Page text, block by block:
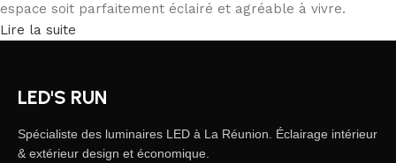
espace soit parfaitement éclairé et agréable à vivre.
Lire la suite
LED'S RUN
Spécialiste des luminaires LED à La Réunion. Éclairage intérieur
& extérieur design et économique.